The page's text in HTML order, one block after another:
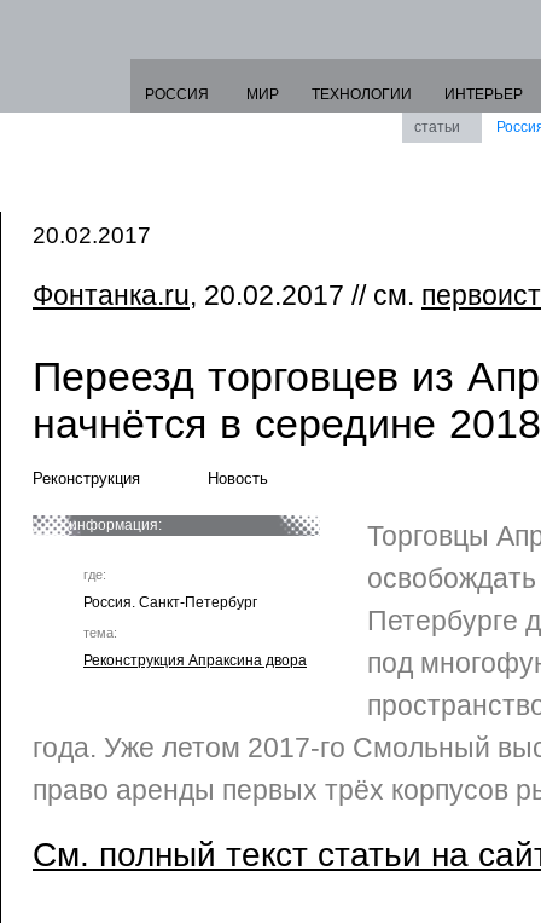
РОССИЯ МИР ТЕХНОЛОГИИ
ИНТЕРЬЕР
статьи
20.02.2017
Фонтанка.ru, 20.02.2017 // см.
Переезд торговцев из
начнётся в середине
Реконструкция Новость
информация:
где:
Россия. Санкт-Петербург
тема:
Реконструкция Апраксина двора
Торговцы
Петербурге
под
года. Уже летом 2017-го Смольный
право аренды первых трёх корпусов
См. полный текст статьи на